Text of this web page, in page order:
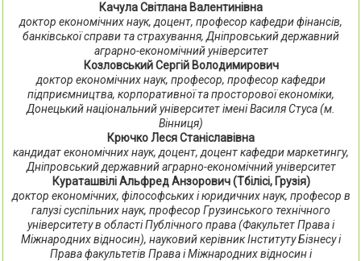
Качула Світлана Валентинівна
доктор економічних наук, доцент, професор кафедри фінансів,
банківської справи та страхування, Дніпровський державний
аграрно-економічний університет
Козловський Сергій Володимирович
доктор економічних наук, професор, професор кафедри
підприємництва, корпоративної та просторової економіки,
Донецький національний університет імені Василя Стуса (м.
Вінниця)
Крючко Леся Станіславівна
кандидат економічних наук, доцент, доцент кафедри маркетингу,
Дніпровський державний аграрно-економічний університет
Кураташвілі Альфред Анзорович (Тбілісі, Грузія)
доктор економічних, філософських і юридичних наук, професор в
галузі суспільних наук, професор Грузинського технічного
університету в області Публічного права (Факультет Права і
Міжнародних відносин), науковий керівник Інституту Бізнесу і
Права факультетів Права і Міжнародних відносин і